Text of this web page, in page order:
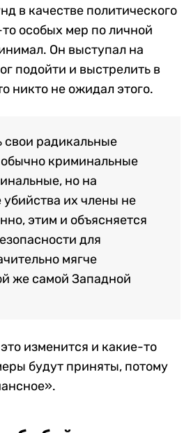
в качестве политического
особых мер по личной
Он выступал на
подойти и выстрелить в
никто не ожидал этого.
свои радикальные
криминальные
но на
убийства их члены не
этим и объясняется
для
мягче
же самой Западной
изменится и какие-то
будут приняты, потому